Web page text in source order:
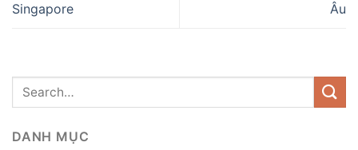
Singapore
Âu
DANH MỤC